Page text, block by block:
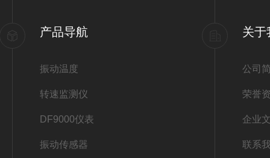
产品导航
振动温度
转速监测仪
DF9000仪表
振动传感器
关于
公司
荣誉
企业
联系